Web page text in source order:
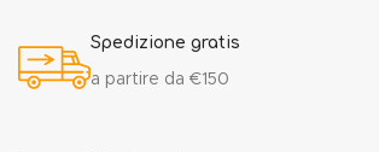
Spedizione gratis
a partire da €150